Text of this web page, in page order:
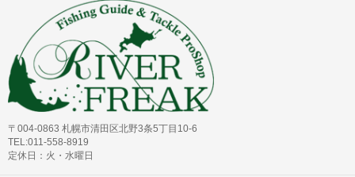
〒004-0863 札幌市清田区北野3条5丁目10-6
TEL:011-558-8919
定休日：火・水曜日